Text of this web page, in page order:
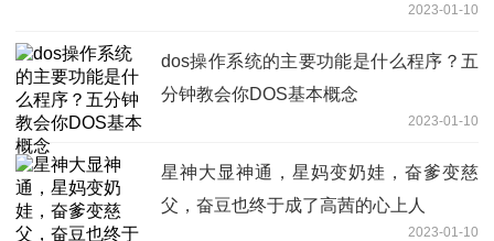
2023-01-10
dos操作系统的主要功能是什么程序？五
分钟教会你DOS基本概念
2023-01-10
星神大显神通，星妈变奶娃，奋爹变慈
父，奋豆也终于成了高茜的心上人
2023-01-10